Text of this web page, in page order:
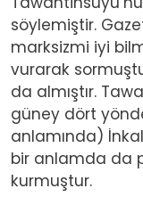
söylemiştir.
marksizmi iyi
vurarak
da almıştır.
güney dört
anlamında)
bir anlamda da
kurmuştur.